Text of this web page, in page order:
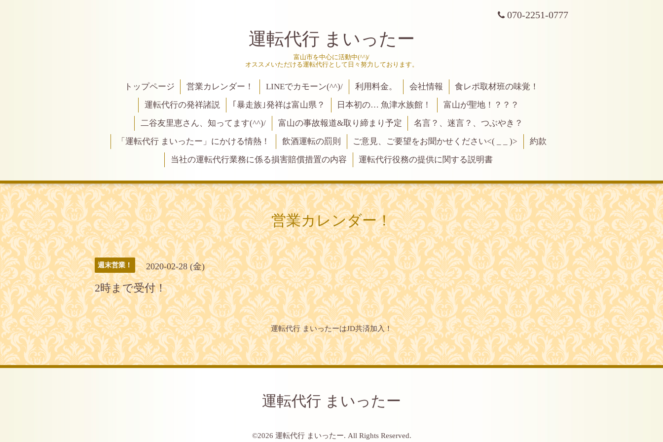
070-2251-0777
運転代行 まいったー
富山市を中心に活動中(^^)/
オススメいただける運転代行として日々努力しております。
トップページ 営業カレンダー！ LINEでカモーン(^^)/ 利用料金。 会社情報
食レポ取材班の味覚！
運転代行の発祥諸説
｢暴走族｣発祥は富山県？ 日本初の… 魚津水族館！
富山が聖地！？？？
二谷友里恵さん、知ってます(^^)/
富山の事故報道&取り締まり予定
名言？、迷言？、つぶやき？
「運転代行 まいったー」にかける情熱！
飲酒運転の罰則 ご意見、ご要望をお聞かせください<( _ _ )>
約款
当社の運転代行業務に係る損害賠償措置の内容
運転代行役務の提供に関する説明書
営業カレンダー！
週末営業！ 2020-02-28 (金)
2時まで受付！
運転代行 まいったーはJD共済加入！
運転代行 まいったー
©2026 運転代行 まいったー. All Rights Reserved.